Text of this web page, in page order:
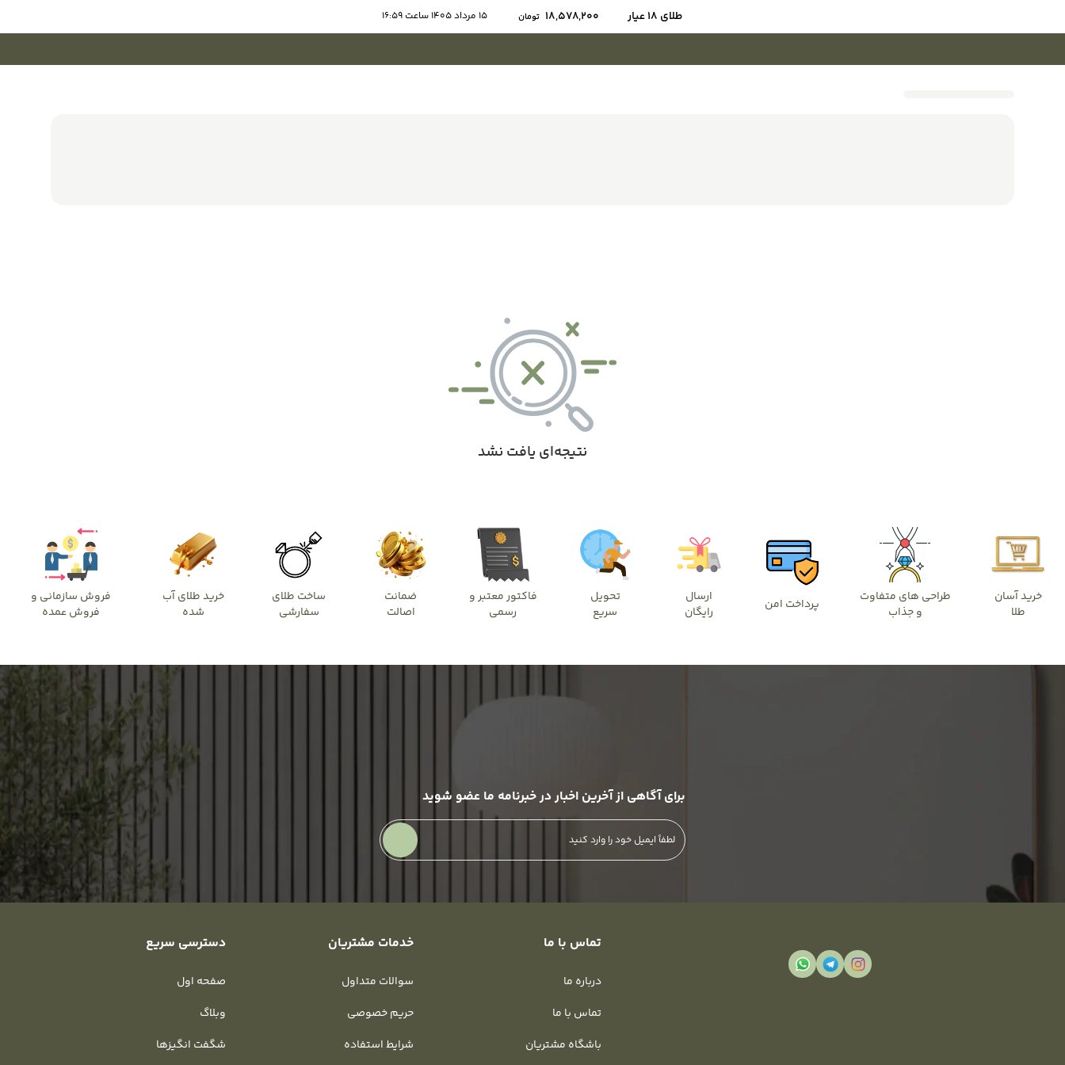
طلای ۱۸ عیار 18,578,200 تومان 15 مرداد 1405 ساعت 16:59
نتیجه‌ای یافت نشد
خرید آسان
طلا
طراحی های متفاوت
و جذاب
پرداخت امن
ارسال
رایگان
تحویل
سریع
فاکتور معتبر و
رسمی
ضمانت
اصالت
ساخت طلای
سفارشی
خرید طلای آب
شده
فروش سازمانی و
فروش عمده
برای آگاهی از آخرین اخبار در خبرنامه ما عضو شوید
تماس با ما
درباره ما
تماس با ما
باشگاه مشتریان
خدمات مشتریان
سوالات متداول
حریم خصوصی
شرایط استفاده
دسترسی سریع
صفحه اول
وبلاگ
شگفت انگیزها